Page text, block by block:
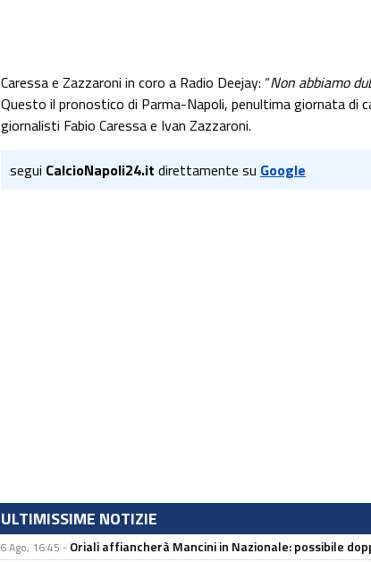
Caressa e Zazzaroni in coro a Radio Deejay: “Non abbiamo
Questo il pronostico di Parma-Napoli, penultima giornata di
giornalisti Fabio Caressa e Ivan Zazzaroni.
segui CalcioNapoli24.it direttamente su Google
ULTIMISSIME NOTIZIE
6 Ago, 16:45 - Oriali affiancherà Mancini in Nazionale: possibile